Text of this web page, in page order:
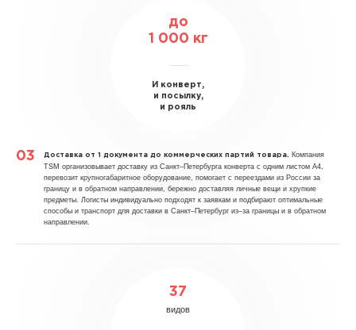
до
1 000 кг
И конверт,
и посылку,
и рояль
Доставка от 1 документа до коммерческих партий товара.
Компания
TSM организовывает доставку из Санкт–Петербурга конверта с одним листом А4,
перевозит крупногабаритное оборудование, помогает с переездами из России за
границу и в обратном направлении, бережно доставляя личные вещи и хрупкие
предметы. Логисты индивидуально подходят к заявкам и подбирают оптимальные
способы и транспорт для доставки в Санкт–Петербург из–за границы и в обратном
направлении.
37
видов